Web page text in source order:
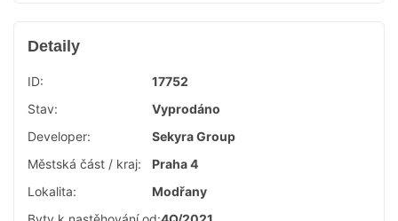
Detaily
ID:
17752
Stav:
Vyprodáno
Developer:
Sekyra Group
Městská část / kraj:
Praha 4
Lokalita:
Modřany